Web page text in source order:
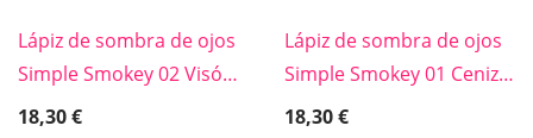
Lápiz de sombra de ojos
Simple Smokey 02 Visón
aterciopelado
18,30€
Lápiz de sombra de ojos
Simple Smokey 01 Ceniza
brillante
18,30€